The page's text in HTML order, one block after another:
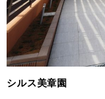
シルス美章園